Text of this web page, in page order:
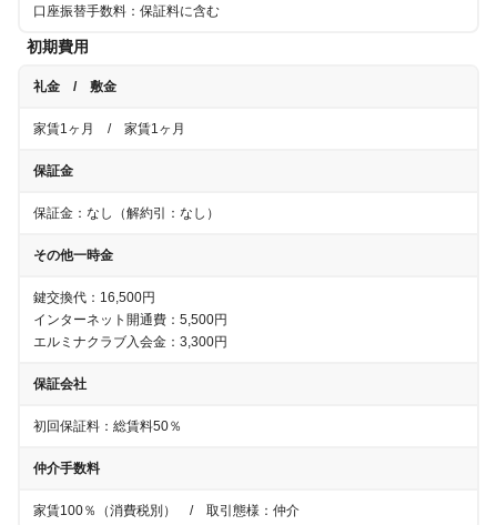
口座振替手数料：保証料に含む
初期費用
礼金 / 敷金
家賃1ヶ月 / 家賃1ヶ月
保証金
保証金： なし （解約引： なし ）
その他一時金
鍵交換代：16,500円
インターネット開通費：5,500円
エルミナクラブ入会金：3,300円
保証会社
初回保証料：総賃料50％
仲介手数料
家賃100％（消費税別） / 取引態様：仲介